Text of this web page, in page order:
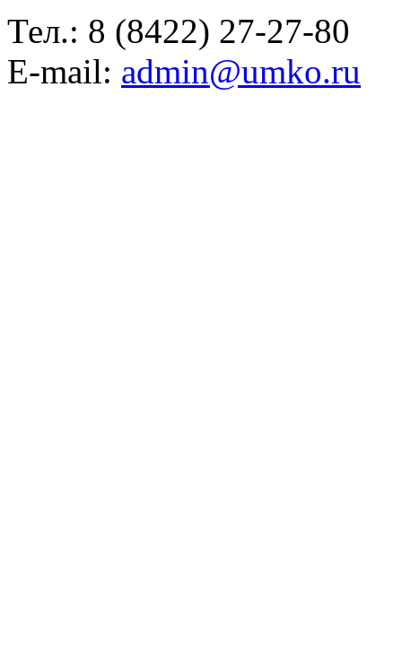
Тел.: 8 (8422) 27-27-80
E-mail: admin@umko.ru